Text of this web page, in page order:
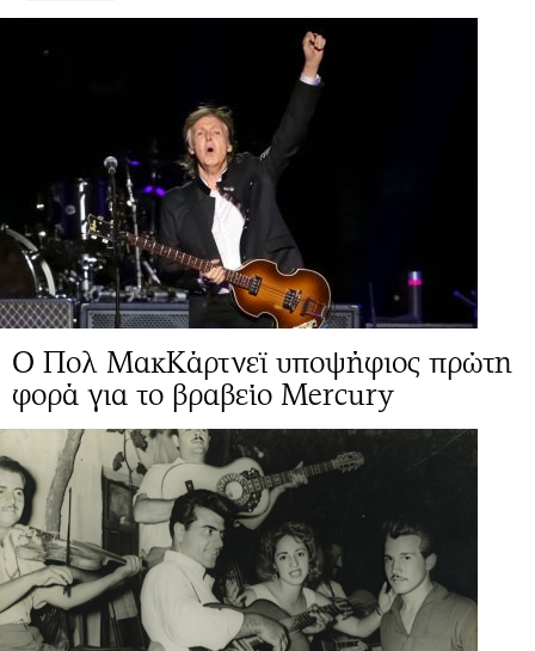
Ο Πολ ΜακΚάρτνεϊ υποψήφιος πρώτη
φορά για το βραβείο Mercury